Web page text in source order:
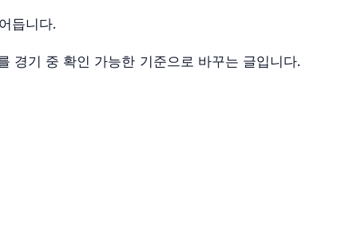
듭니다.
경기 중 확인 가능한 기준으로 바꾸는 글입니다.